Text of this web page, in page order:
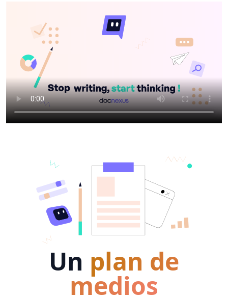
Un plan de
medios